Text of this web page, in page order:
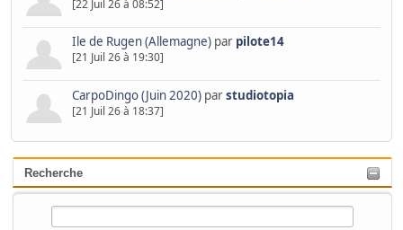
Recherche
[22 Juil 26 à 08:52]
Ile de Rugen (Allemagne)par pilote14
[21 Juil 26 à 19:30]
CarpoDingo (Juin 2020)parstudiotopia
[21 Juil 26 à 18:37]